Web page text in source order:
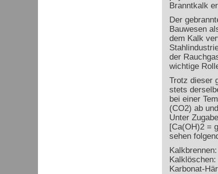
Branntkalk
Der
Bauwesen
dem Kalk
der
wichtige
Trotz dieser
stets
bei einer
(CO2) ab
Unter
[Ca(OH)2=
sehen
Karbonat-